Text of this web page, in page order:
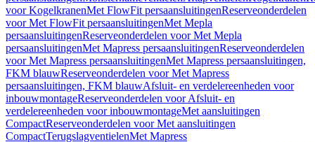
voor KogelkranenMet FlowFit persaansluitingenReserveonderdelen
voor Met FlowFit persaansluitingenMet Mepla
persaansluitingenReserveonderdelen voor Met Mepla
persaansluitingenMet Mapress persaansluitingenReserveonderdelen
voor Met Mapress persaansluitingenMet Mapress persaansluitingen,
FKM blauwReserveonderdelen voor Met Mapress
persaansluitingen, FKM blauwAfsluit- en verdelereenheden voor
inbouwmontageReserveonderdelen voor Afsluit- en
verdelereenheden voor inbouwmontageMet aansluitingen
CompactReserveonderdelen voor Met aansluitingen
CompactTerugslagventielenMet Mapress